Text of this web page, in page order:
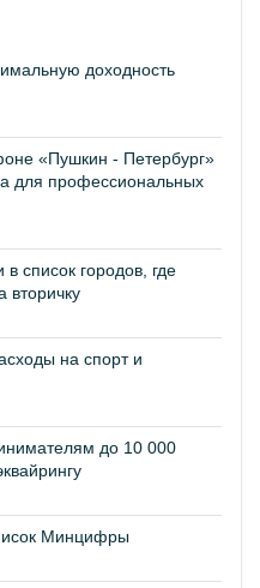
доходность
«Пушкин - Петербург»
для профессиональных
список городов, где
вторичку
на спорт и
до 10 000
Минцифры